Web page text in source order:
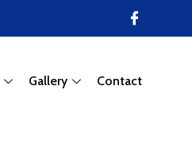
Gallery Contact